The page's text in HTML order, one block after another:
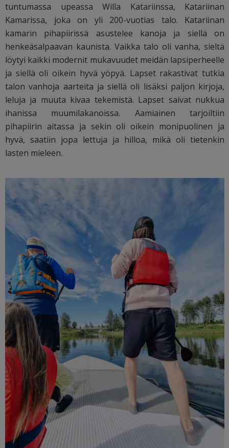
tuntumassa upeassa Willa Katariinssa, Katariinan
Kamarissa, joka on yli 200-vuotias talo. Katariinan
kamarin pihapiirissä asustelee kanoja ja siellä on
henkeäsalpaavan kaunista. Vaikka talo oli vanha, sieltä
löytyi kaikki modernit mukavuudet meidän lapsiperheelle
ja siellä oli oikein hyvä yöpyä. Lapset rakastivat tutkia
talon vanhoja aarteita ja siellä oli lisäksi paljon kirjoja,
leluja ja muuta kivaa tekemistä. Lapset saivat nukkua
ihanissa muumilakanoissa. Aamiainen tarjoiltiin
pihapiirin aitassa ja sekin oli oikein monipuolinen ja
hyvä, saatiin jopa lettuja ja hilloa, mikä oli tietenkin
lasten mieleen.